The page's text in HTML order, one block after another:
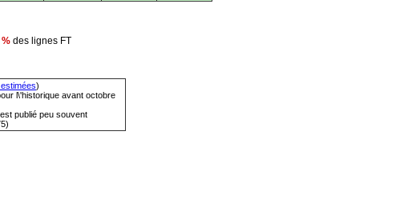
des lignes FT
)
l\'historique avant octobre
publié peu souvent